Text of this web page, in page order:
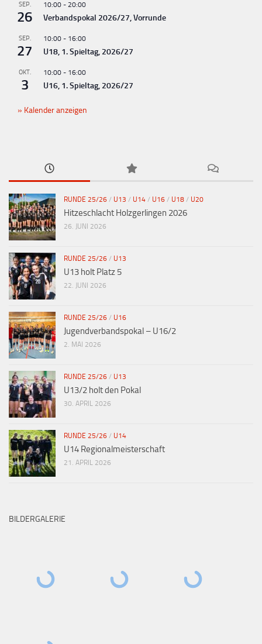
SEP.
26
10:00 - 20:00
Verbandspokal 2026/27, Vorrunde
SEP.
27
10:00 - 16:00
U18, 1. Spieltag, 2026/27
OKT.
3
10:00 - 16:00
U16, 1. Spieltag, 2026/27
Kalender anzeigen
RUNDE 25/26 / U13 / U14 / U16 / U18 / U20
Hitzeschlacht Holzgerlingen 2026
26. JUNI 2026
RUNDE 25/26 / U13
U13 holt Platz 5
22. JUNI 2026
RUNDE 25/26 / U16
Jugendverbandspokal – U16/2
2. MAI 2026
RUNDE 25/26 / U13
U13/2 holt den Pokal
30. APRIL 2026
RUNDE 25/26 / U14
U14 Regionalmeisterschaft
21. APRIL 2026
BILDERGALERIE